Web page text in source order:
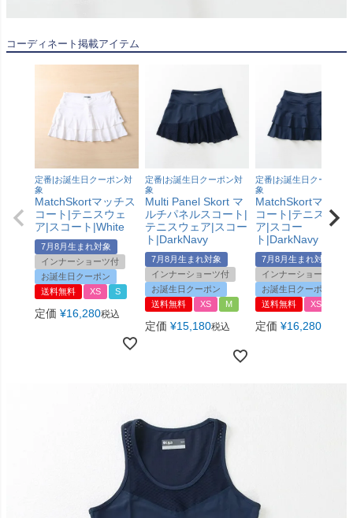
コーディネート掲載アイテム
定番|お誕生日クーポン対
象
MatchSkortマッチス
コート|テニスウェ
ア|スコート|White
7月8月生まれ対象
インナーショーツ付
お誕生日クーポン
送料無料
XS S
定価 ¥16,280税込
定番|お誕生日クーポン対
象
Multi Panel Skort マ
ルチパネルスコート|
テニスウェア|スコー
ト|DarkNavy
7月8月生まれ対象
インナーショーツ付
お誕生日クーポン
送料無料
XS M
定価 ¥15,180税込
定番|お誕生日クーポン対
象
MatchSkortマッチ
コート|テニスウェ
ア|スコー
ト|DarkNavy
7月8月生まれ対象
インナーショーツ付
お誕生日クーポン
送料無料
XS
定価 ¥16,280